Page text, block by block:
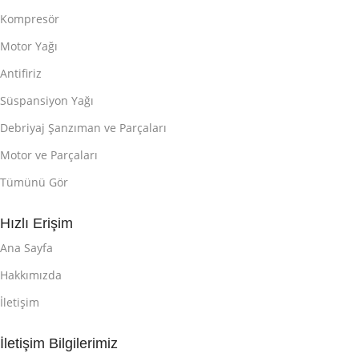
Kompresör
Motor Yağı
Antifiriz
Süspansiyon Yağı
Debriyaj Şanzıman ve Parçaları
Motor ve Parçaları
Tümünü Gör
Hızlı Erişim
Ana Sayfa
Hakkımızda
İletişim
İletişim Bilgilerimiz